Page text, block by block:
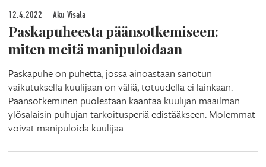
12.4.2022 Aku Visala
Paskapuheesta päänsotkemiseen:
miten meitä manipuloidaan
Paskapuhe on puhetta, jossa ainoastaan sanotun
vaikutuksella kuulijaan on väliä, totuudella ei lainkaan.
Päänsotkeminen puolestaan kääntää kuulijan maailman
ylösalaisin puhujan tarkoitusperiä edistääkseen. Molemmat
voivat manipuloida kuulijaa.